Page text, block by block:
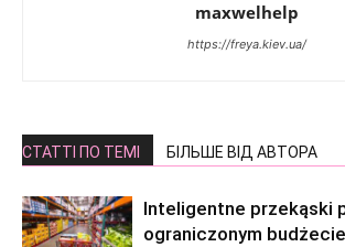
maxwelhelp
https://freya.kiev.ua/
СТАТТІ ПО ТЕМІ БІЛЬШЕ ВІД АВТОРА
Inteligentne przekąski
ograniczonym